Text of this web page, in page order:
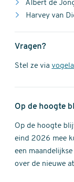
Albert de
Harvey van
Vragen?
Stel ze via
Op de hoogte
Op de hoogte
eind 2026 mee
een
over de nieuwe